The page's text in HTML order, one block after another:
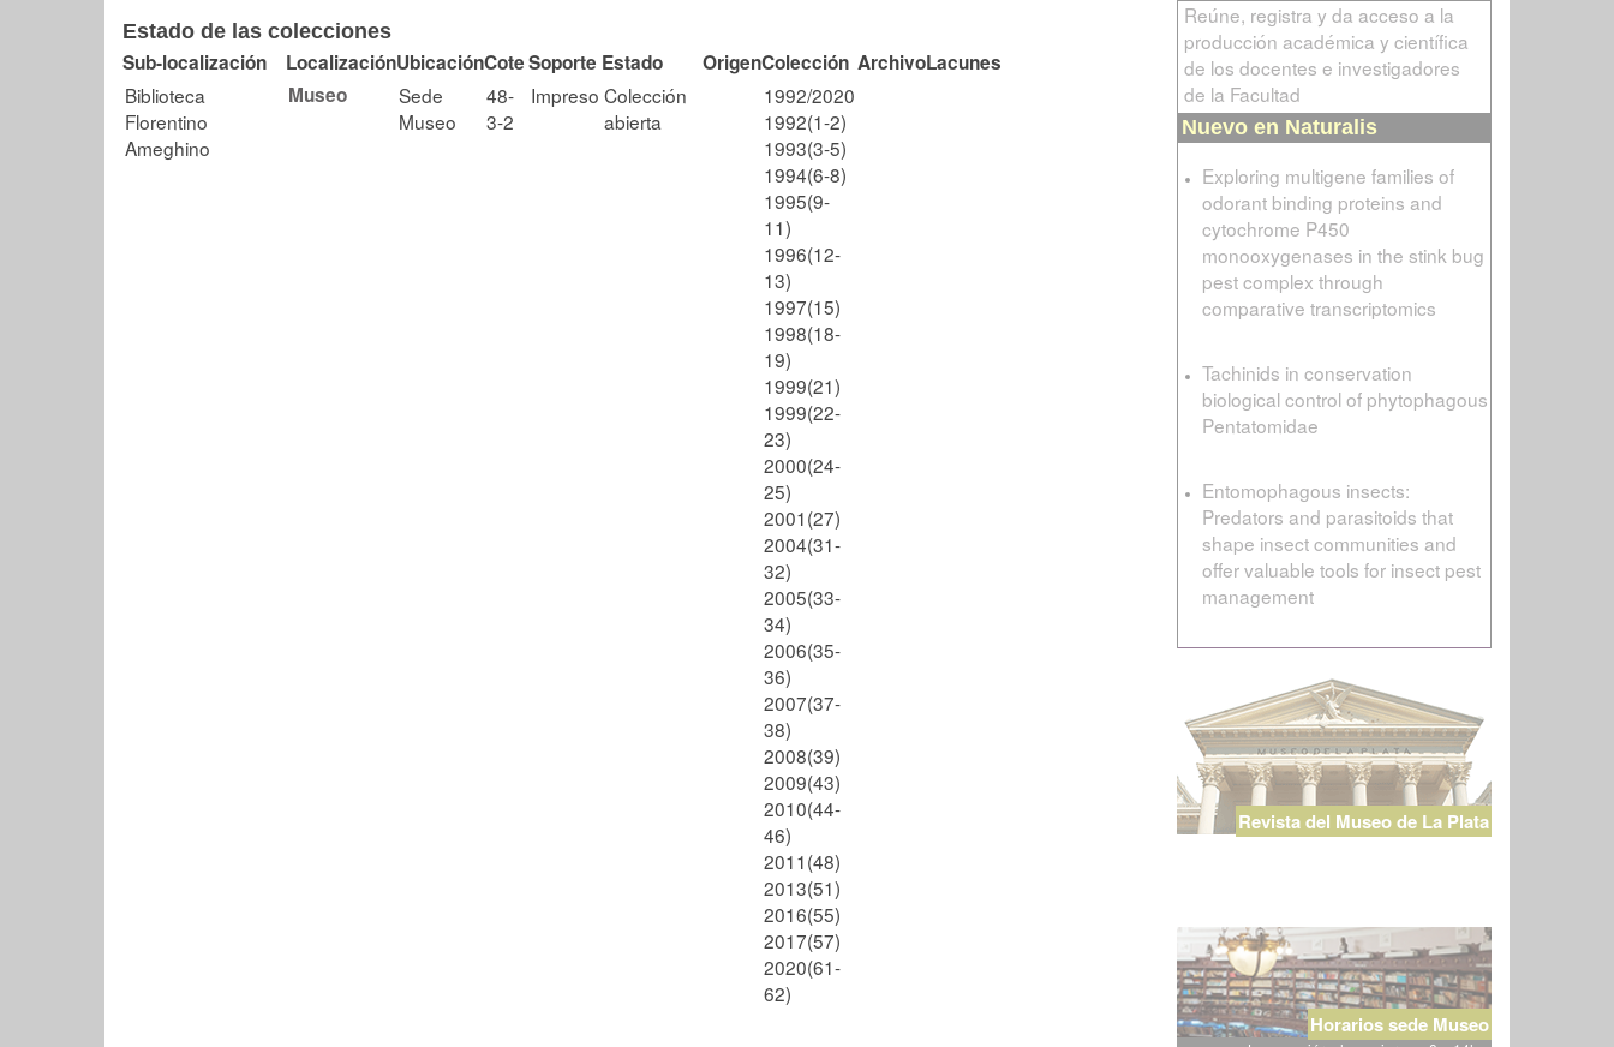
Estado de las colecciones
Sub-localización LocalizaciónUbicaciónCoteSoporte Estado OrigenColección ArchivoLacunes
Biblioteca
Florentino
Ameghino
Museo
Sede
Museo
48-
3-2
Impreso Colección
abierta
1992/2020
1992(1-2)
1993(3-5)
1994(6-8)
1995(9-
11)
1996(12-
13)
1997(15)
1998(18-
19)
1999(21)
1999(22-
23)
2000(24-
25)
2001(27)
2004(31-
32)
2005(33-
34)
2006(35-
36)
2007(37-
38)
2008(39)
2009(43)
2010(44-
46)
2011(48)
2013(51)
2016(55)
2017(57)
2020(61-
62)
Reúne, registra y da acceso a la
producción académica y científica
de los docentes e investigadores
de la Facultad
Nuevo en Naturalis
Exploring multigene families of
odorant binding proteins and
cytochrome P450
monooxygenases in the stink bug
pest complex through
comparative transcriptomics
Tachinids in conservation
biological control of phytophagous
Pentatomidae
Entomophagous insects:
Predators and parasitoids that
shape insect communities and
offer valuable tools for insect pest
management
Revista del Museo de La Plata
Horarios sede Museo